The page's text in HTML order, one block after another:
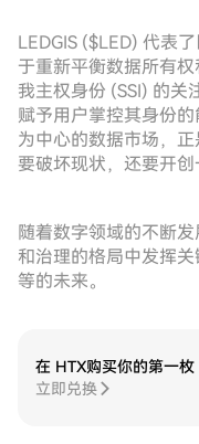
LEDGIS ($LED) 代表
于重新平衡数据所有
我主权身份 (SSI) 的关
赋予用户掌控其身份
为中心的数据市场，
要破坏现状，还要开创
随着数字领域的不断
和治理的格局中发挥
等的未来。
在 HTX购买你的第一枚
立即兑换